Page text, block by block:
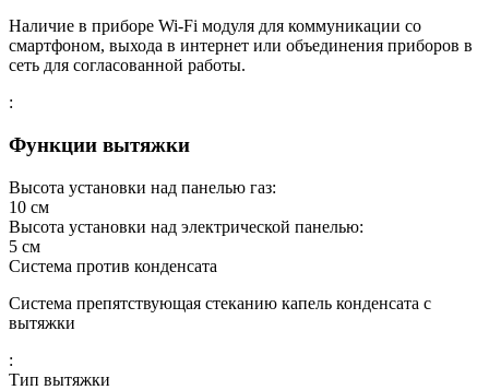
Наличие в приборе Wi-Fi модуля для коммуникации со
смартфоном, выхода в интернет или объединения приборов в
сеть для согласованной работы.
:
Функции вытяжки
Высота установки над панелью газ:
10 см
Высота установки над электрической панелью:
5 см
Система против конденсата
Система препятствующая стеканию капель конденсата с
вытяжки
:
Тип вытяжки